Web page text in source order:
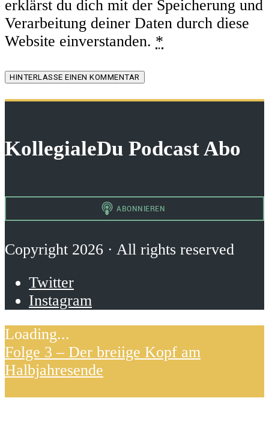
erklärst du dich mit der Speicherung und
Verarbeitung deiner Daten durch diese
Website einverstanden. *
HINTERLASSE EINEN KOMMENTAR
KollegialeDu Podcast Abo
Copyright 2026 · All rights reserved
Twitter
Instagram
Folge 3 – Der breiige Kopf am
Halbjahresende